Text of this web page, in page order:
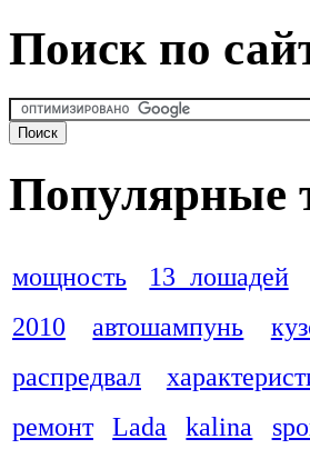
Поиск по
Популярные
мощность 13 лошадей
2010
автошампунь
распредвал
ремонт
Lada kalina